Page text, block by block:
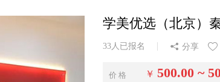
学美优选（北京）
33人已报名 分享
价 格 ￥ 500.00 ~